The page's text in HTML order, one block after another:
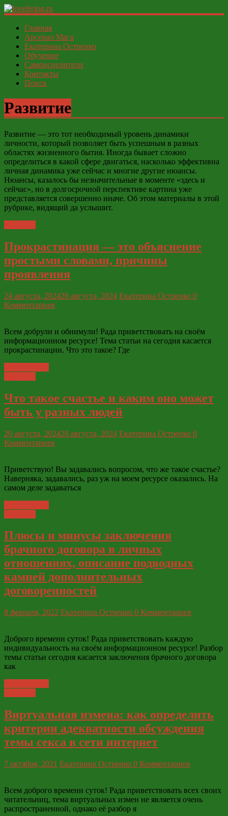
loveliving.ru
Современный
женский
ФСЁ
Главная
Арсенал Мага
Екатерина Остренко
Обучение
Самоисцелители
Контакты
Поиск
Развитие
Развитие — это тот необходимый уровень динамики
личности, который позволяет быть успешным в разных
областях жизненного бытия. Иногда бывает сложно
определиться в какой сфере двигаться, насколько эффективна
личная динамика уже сейчас и многие другие нюансы.
Нюансы, казалось бы незначительные в моменте «здесь и
сейчас», но в долгосрочной перспективе картина уже
представляется совершенно иначе. Об этом материалы в этой
рубрике, видящий да услышит.
Прокрастинация — это объяснение
простыми словами, причины
проявления
24 августа, 202428 августа, 2024 Екатерина Остренко 0
Комментариев
Всем добрули и обнимули! Рада приветствовать на своём
информационном ресурсе! Тема статьи на сегодня касается
прокрастинации. Что это такое? Где
Что такое счастье и каким оно может
быть у разных людей
20 августа, 202428 августа, 2024 Екатерина Остренко 0
Комментариев
Приветствую! Вы задавались вопросом, что же такое счастье?
Наверняка, задавались, раз уж на моем ресурсе оказались. На
самом деле задаваться
Плюсы и минусы заключения
брачного договора в личных
отношениях, описание подводных
камней дополнительных
договоренностей
8 февраля, 2022 Екатерина Остренко 0 Комментариев
Доброго времени суток! Рада приветствовать каждую
индивидуальность на своём информационном ресурсе! Разбор
темы статьи сегодня касается заключения брачного договора
как
Виртуальная измена: как определить
критерии адекватности обсуждения
темы секса в сети интернет
7 октября, 2021 Екатерина Остренко 0 Комментариев
Всем доброго времени суток! Рада приветствовать всех своих
читательниц, тема виртуальных измен не является очень
распространенной, однако её разбор я